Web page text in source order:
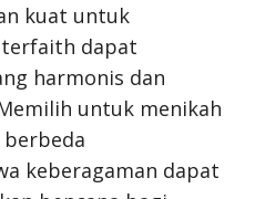
kuat untuk
dapat
harmonis dan
untuk menikah
keberagaman dapat